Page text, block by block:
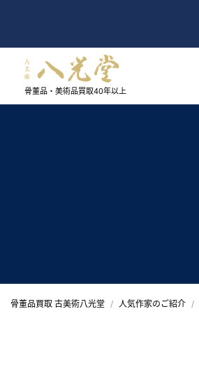
骨董品・美術品買取40年以上
骨董品買取 古美術八光堂 人気作家のご紹介